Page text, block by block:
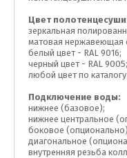
Цвет
зеркальная
матовая нержавеющая
белый цвет - RAL 9016;
черный цвет - RAL 9005;
любой цвет по каталогу
Подключение воды:
нижнее (базовое);
нижнее центральное
боковое
диагональное
внутренняя резьба